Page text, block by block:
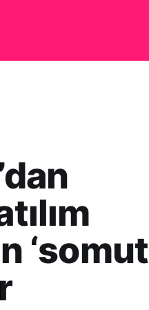
‘somut